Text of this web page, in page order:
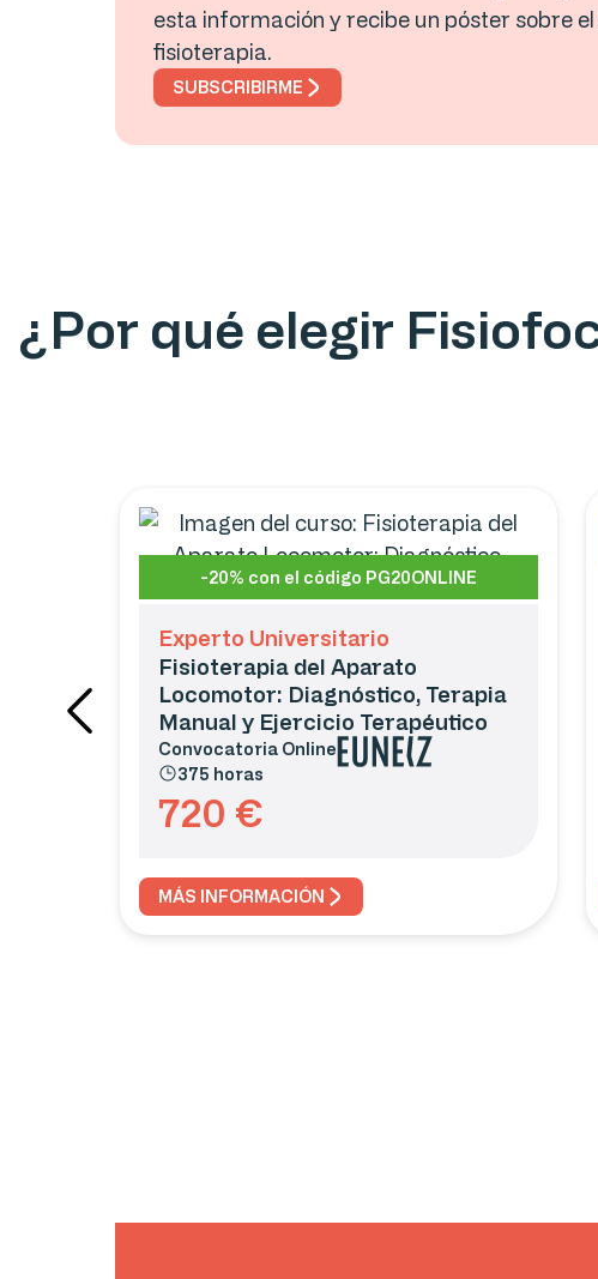
esta información y recibe un póster sobre
fisioterapia.
SUBSCRIBIRME
¿Por qué elegir
-20% con el código PG20ONLINE
Experto Universitario
Fisioterapia del Aparato
Locomotor: Diagnóstico, Terapia
Manual y Ejercicio Terapéutico
Convocatoria Online
375 horas
720 €
MÁS INFORMACIÓN